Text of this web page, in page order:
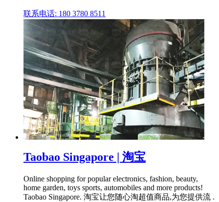
联系电话: 180 3780 8511
Taobao Singapore | 淘宝
Online shopping for popular electronics, fashion, beauty,
home garden, toys sports, automobiles and more products!
Taobao Singapore. 淘宝让您随心淘超值商品,为您提供流 .